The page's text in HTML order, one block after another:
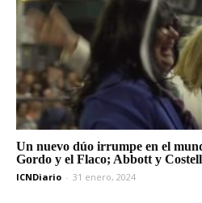
Un nuevo dúo irrumpe en el
Gordo y el Flaco; Abbott y
ICNDiario - 31 enero, 2024